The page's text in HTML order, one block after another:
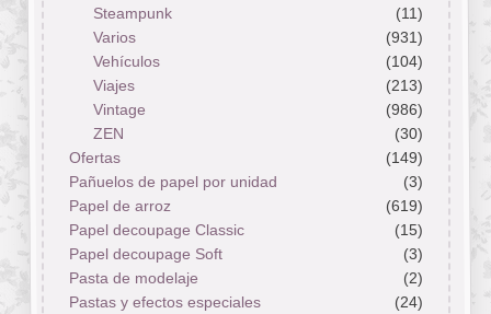
Steampunk
(11)
Varios
(931)
Vehículos
(104)
Viajes
(213)
Vintage
(986)
ZEN
(30)
Ofertas
(149)
Pañuelos de papel por unidad
(3)
Papel de arroz
(619)
Papel decoupage Classic
(15)
Papel decoupage Soft
(3)
Pasta de modelaje
(2)
Pastas y efectos especiales
(24)